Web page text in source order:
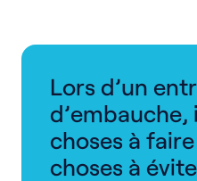
Lors d’un
d’embauche,
choses à
choses à